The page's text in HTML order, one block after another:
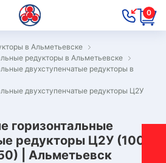
0
в Альметьевске
редукторы в Альметьевске
двухступенчатые редукторы в
двухступенчатые редукторы Ц2У
горизонтальные
редукторы Ц2У (100,
| Альметьевск